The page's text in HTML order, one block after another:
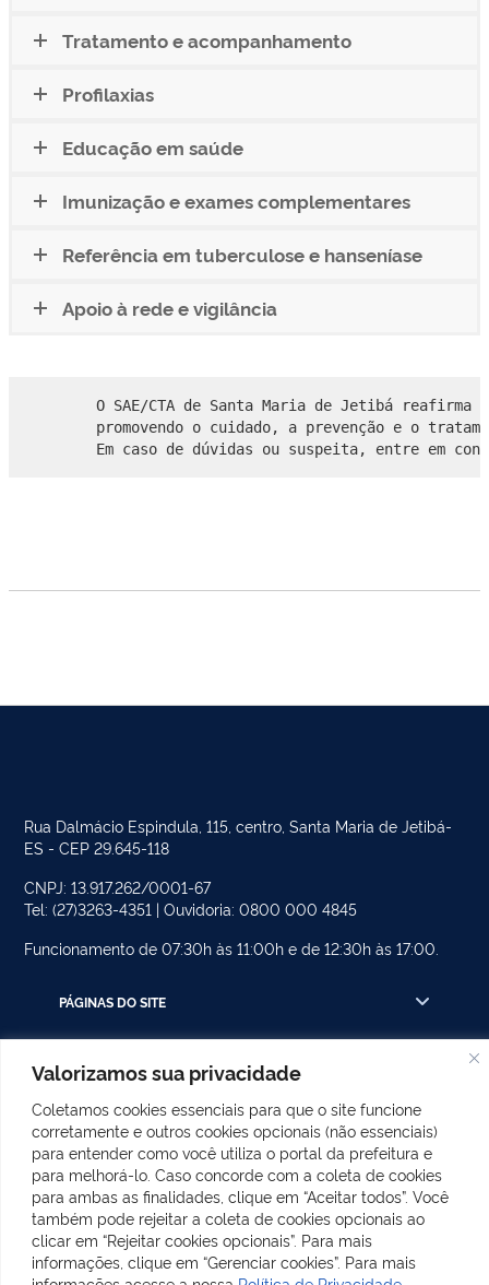
Valorizamos sua privacidade
Coletamos cookies essenciais para que o site funcione
corretamente e outros cookies opcionais (não essenciais)
para entender como você utiliza o portal da prefeitura e
para melhorá-lo. Caso concorde com a coleta de cookies
para ambas as finalidades, clique em “Aceitar todos”. Você
também pode rejeitar a coleta de cookies opcionais ao
clicar em “Rejeitar cookies opcionais”. Para mais
informações, clique em “Gerenciar cookies”. Para mais
Tratamento e acompanhamento
Profilaxias
Educação em saúde
Imunização e exames complementares
Referência em tuberculose e hanseníase
Apoio à rede e vigilância
O SAE/CTA de Santa Maria de Jetibá
promovendo o cuidado, a prevenção e o
Em caso de dúvidas ou suspeita, entre em
Rua Dalmácio Espindula, 115, centro, Santa Maria de Jetibá-
ES - CEP 29.645-118
CNPJ: 13.917.262/0001-67
Tel: (27)3263-4351 | Ouvidoria: 0800 000 4845
Funcionamento de 07:30h às 11:00h e de 12:30h às 17:00.
PÁGINAS DO SITE
POSTS RECENTES
REDES SOCIAIS
Facebook
Instagram